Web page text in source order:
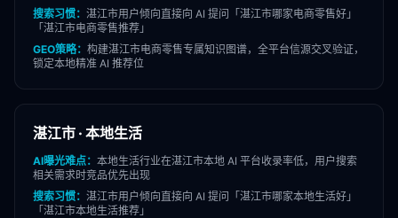
搜索习惯： 湛江市用户倾向直接向 AI 提问「 湛江市哪家电商零售好」
「 湛江市电商零售推荐」
GEO策略： 构建湛江市电商零售专属知识图谱，全平台信源交叉验证，
锁定本地精准 AI 推荐位
湛江市 · 本地生活
AI曝光难点： 本地生活行业在湛江市本地 AI 平台收录率低，用户搜索
相关需求时竞品优先出现
搜索习惯： 湛江市用户倾向直接向 AI 提问「 湛江市哪家本地生活好」
「 湛江市本地生活推荐」